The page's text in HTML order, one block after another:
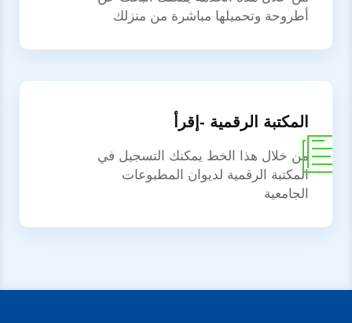
أطروحة وتحميلها مباشرة من منزلك
المكتبة الرقمية -إقرأ
من خلال هذا الخط يمكنك التسجيل في
المكتبة الرقمية لديوان المطبوعات
الجامعية